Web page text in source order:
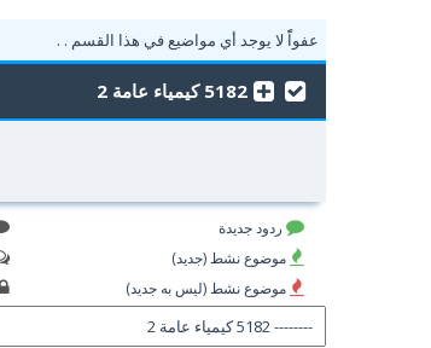
عفواًً لا يوجد أي مواضيع في هذا القسم . .
5182 كيمياء عامة 2
ردود جديدة
موضوع نشط (جديد)
موضوع نشط (ليس به جديد)